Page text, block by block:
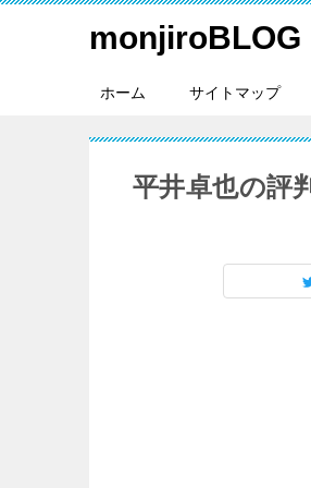
monjiroBLOG
ホーム サイトマップ
平井卓也の評